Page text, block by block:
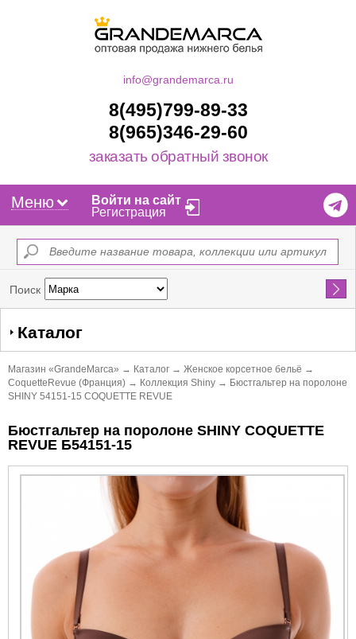
info@grandemarca.ru
8(495)799-89-33
8(965)346-29-60
заказать обратный звонок
Меню
Войти на сайт
Регистрация
Поиск Найти
Каталог
Магазин «GrandeMarca» → Каталог → Женское корсетное бельё →
CoquetteRevue (Франция) → Коллекция Shiny → Бюстгальтер на поролоне
SHINY 54151-15 COQUETTE REVUE
Бюстгальтер на поролоне SHINY COQUETTE
REVUE Б54151-15